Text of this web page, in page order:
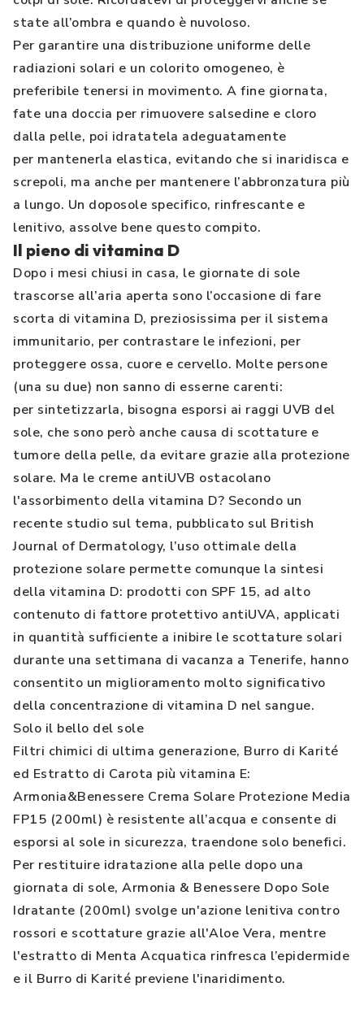
state all’ombra e quando è nuvoloso.
Per garantire una distribuzione uniforme delle
radiazioni solari e un colorito omogeneo, è
preferibile tenersi in movimento. A fine giornata,
fate una doccia per rimuovere salsedine e cloro
dalla pelle, poi idratatela adeguatamente
per mantenerla elastica, evitando che si inaridisca e
screpoli, ma anche per mantenere l’abbronzatura più
a lungo. Un doposole specifico, rinfrescante e
lenitivo, assolve bene questo compito.
Il pieno di vitamina D
Dopo i mesi chiusi in casa, le giornate di sole
trascorse all’aria aperta sono l’occasione di fare
scorta di vitamina D, preziosissima per il sistema
immunitario, per contrastare le infezioni, per
proteggere ossa, cuore e cervello. Molte persone
(una su due) non sanno di esserne carenti:
per sintetizzarla, bisogna esporsi ai raggi UVB del
sole, che sono però anche causa di scottature e
tumore della pelle, da evitare grazie alla protezione
solare. Ma le creme antiUVB ostacolano
l'assorbimento della vitamina D? Secondo un
recente studio sul tema, pubblicato sul British
Journal of Dermatology, l’uso ottimale della
protezione solare permette comunque la sintesi
della vitamina D: prodotti con SPF 15, ad alto
contenuto di fattore protettivo antiUVA, applicati
in quantità sufficiente a inibire le scottature solari
durante una settimana di vacanza a Tenerife, hanno
consentito un miglioramento molto significativo
della concentrazione di vitamina D nel sangue.
Solo il bello del sole
Filtri chimici di ultima generazione, Burro di Karité
ed Estratto di Carota più vitamina E:
Armonia&Benessere Crema Solare Protezione Media
FP15 (200ml) è resistente all’acqua e consente di
esporsi al sole in sicurezza, traendone solo benefici.
Per restituire idratazione alla pelle dopo una
giornata di sole, Armonia & Benessere Dopo Sole
Idratante (200ml) svolge un'azione lenitiva contro
rossori e scottature grazie all'Aloe Vera, mentre
l'estratto di Menta Acquatica rinfresca l’epidermide
e il Burro di Karité previene l'inaridimento.